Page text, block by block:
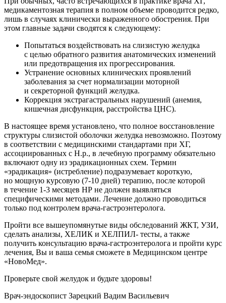
медикаментозная терапия в полном объеме проводится редко,
лишь в случаях клинически выраженного обострения. При
этом главные задачи сводятся к следующему:
Попытаться воздействовать на слизистую желудка
с целью обратного развития анатомических изменений
или предотвращения их прогрессирования.
Устранение основных клинических проявлений
заболевания за счет нормализации моторной
и секреторной функций желудка.
Коррекция экстрагастральных нарушений (анемия,
кишечная дисфункция, расстройства ЦНС).
В настоящее время установлено, что полное восстановление
структуры слизистой оболочки желудка невозможно. Поэтому
в соответствии с медицинскими стандартами при ХГ,
ассоциированных с Н.р., в лечебную программу обязательно
включают одну из эрадикационных схем. Термин
«эрадикация» (истребление) подразумевает короткую,
но мощную курсовую (7-10 дней) терапию, после которой
в течение 1-3 месяцев НР не должен выявляться
специфическими методами. Лечение должно проводиться
только под контролем врача-гастроэнтеролога.
Пройти все вышеупомянутые виды обследований ЖКТ, УЗИ,
сделать анализы, ХЕЛИК и ХЕЛПИЛ- тесты, а также
получить консультацию врача-гастроэнтеролога и пройти курс
лечения, Вы и ваша семья сможете в Медицинском центре
«НовоМед».
Проверьте свой желудок и будьте здоровы!
Врач-эндоскопист Зарецкий Вадим Васильевич